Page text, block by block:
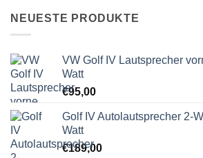
NEUESTE PRODUKTE
VW Golf IV Lautsprecher
Watt
€95,00
Golf IV Autolautsprecher 2-
Watt
€189,00